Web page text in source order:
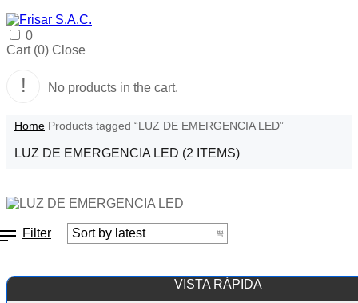
0
Cart (0) Close
No products in the cart.
Home Products tagged “LUZ DE EMERGENCIA LED”
LUZ DE EMERGENCIA LED (2 ITEMS)
Filter
VISTA RÁPIDA